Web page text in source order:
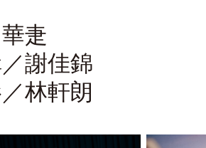
疌
謝佳錦
林軒朗